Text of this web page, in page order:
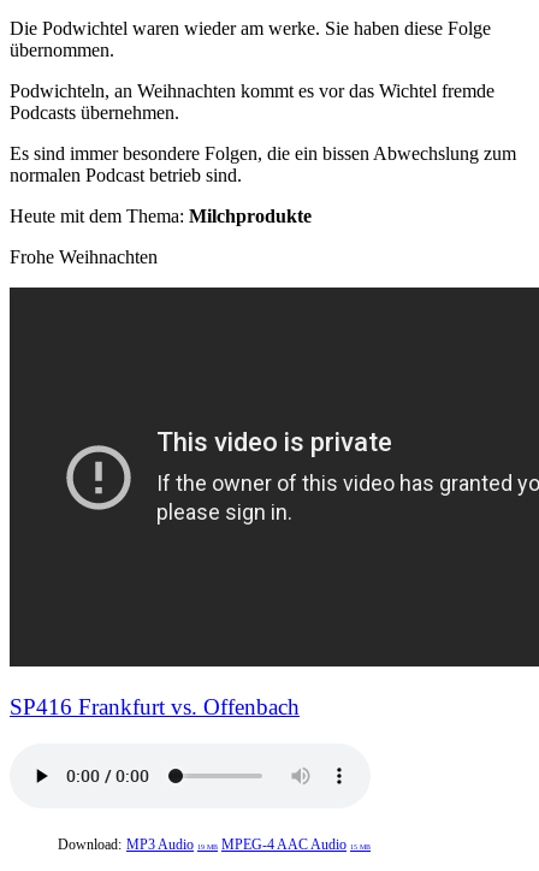
Die Podwichtel waren wieder am werke. Sie haben diese Folge
übernommen.
Podwichteln, an Weihnachten kommt es vor das Wichtel fremde
Podcasts übernehmen.
Es sind immer besondere Folgen, die ein bissen Abwechslung zum
normalen Podcast betrieb sind.
Heute mit dem Thema: Milchprodukte
Frohe Weihnachten
SP416 Frankfurt vs. Offenbach
Download: MP3 Audio 19 MB MPEG-4 AAC Audio 15 MB